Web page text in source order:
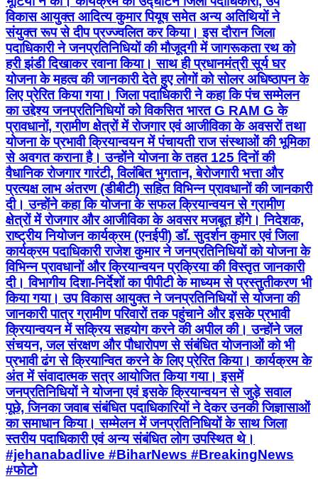
विकास आयुक्त आदित्य कुमार पियूष समेत अन्य अतिथियों ने
संयुक्त रूप से दीप प्रज्ज्वलित कर किया। इस दौरान जिला
पदाधिकारी ने जनप्रतिनिधियों की मौजूदगी में जागरूकता रथ को
हरी झंडी दिखाकर रवाना किया। साथ ही प्रधानमंत्री सूर्य घर
योजना के महत्व की जानकारी देते हुए लोगों को सोलर अधिष्ठापन के
लिए प्रेरित किया गया। जिला पदाधिकारी ने कहा कि पंच सम्मेलन
का उद्देश्य जनप्रतिनिधियों को विकसित भारत G RAM G के
प्रावधानों, ग्रामीण क्षेत्रों में रोजगार एवं आजीविका के अवसरों तथा
योजना के प्रभावी क्रियान्वयन में पंचायती राज संस्थाओं की भूमिका
से अवगत कराना है। उन्होंने योजना के तहत 125 दिनों की
वैधानिक रोजगार गारंटी, विलंबित भुगतान, बेरोजगारी भत्ता और
प्रत्यक्ष लाभ अंतरण (डीबीटी) सहित विभिन्न प्रावधानों की जानकारी
दी। उन्होंने कहा कि योजना के सफल क्रियान्वयन से ग्रामीण
क्षेत्रों में रोजगार और आजीविका के अवसर मजबूत होंगे। निदेशक,
राष्ट्रीय नियोजन कार्यक्रम (एनईपी) डॉ. सुदर्शन कुमार एवं जिला
कार्यक्रम पदाधिकारी राजेश कुमार ने जनप्रतिनिधियों को योजना के
विभिन्न प्रावधानों और क्रियान्वयन प्रक्रिया की विस्तृत जानकारी
दी। विभागीय दिशा-निर्देशों का पीपीटी के माध्यम से प्रस्तुतीकरण भी
किया गया। उप विकास आयुक्त ने जनप्रतिनिधियों से योजना की
जानकारी पात्र ग्रामीण परिवारों तक पहुंचाने और इसके प्रभावी
क्रियान्वयन में सक्रिय सहयोग करने की अपील की। उन्होंने जल
संचयन, जल संरक्षण और पौधारोपण से संबंधित योजनाओं को भी
प्रभावी ढंग से क्रियान्वित करने के लिए प्रेरित किया। कार्यक्रम के
अंत में संवादात्मक सत्र आयोजित किया गया। इसमें
जनप्रतिनिधियों ने योजना एवं इसके क्रियान्वयन से जुड़े सवाल
पूछे, जिनका जवाब संबंधित पदाधिकारियों ने देकर उनकी जिज्ञासाओं
का समाधान किया। सम्मेलन में जनप्रतिनिधियों के साथ जिला
स्तरीय पदाधिकारी एवं अन्य संबंधित लोग उपस्थित थे।
#jehanabadlive #BiharNews #BreakingNews
#फोटो